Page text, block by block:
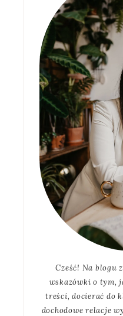
Cześć! Na blogu
wskazówki o tym,
treści, docierać do
dochodowe relacje